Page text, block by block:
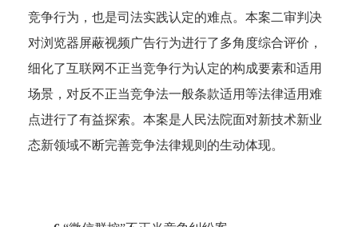
竞争行为，也是司法实践认定的难点。本案二审判决
对浏览器屏蔽视频广告行为进行了多角度综合评价，
细化了互联网不正当竞争行为认定的构成要素和适用
场景，对反不正当竞争法一般条款适用等法律适用难
点进行了有益探索。本案是人民法院面对新技术新业
态新领域不断完善竞争法律规则的生动体现。